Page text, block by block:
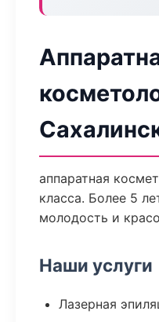
аппаратная
класса. Более 5
молодость и
Наши услуги
Лазерная